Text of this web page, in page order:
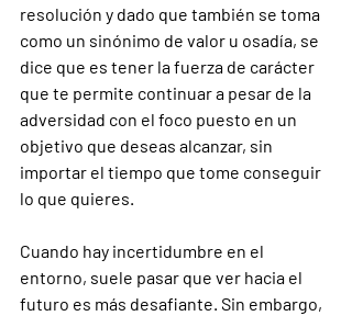
resolución y dado que también se toma
como un sinónimo de valor u osadía, se
dice que es tener la fuerza de carácter
que te permite continuar a pesar de la
adversidad con el foco puesto en un
objetivo que deseas alcanzar, sin
importar el tiempo que tome conseguir
lo que quieres.
Cuando hay incertidumbre en el
entorno, suele pasar que ver hacia el
futuro es más desafiante. Sin embargo,